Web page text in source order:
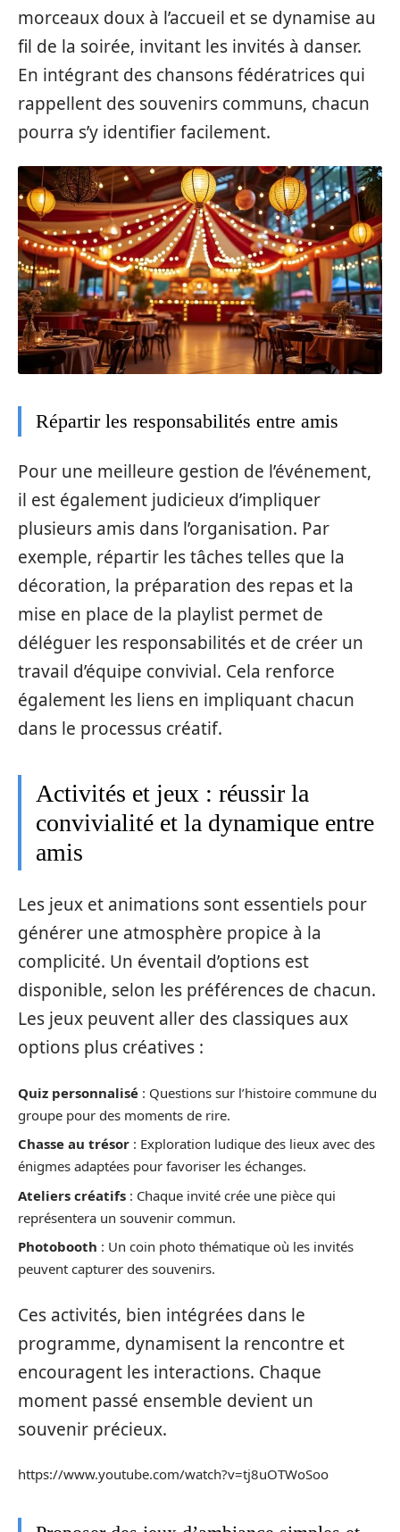
morceaux doux à l’accueil et se dynamise au
fil de la soirée, invitant les invités à danser.
En intégrant des chansons fédératrices qui
rappellent des souvenirs communs, chacun
pourra s’y identifier facilement.
Répartir les responsabilités entre amis
Pour une meilleure gestion de l’événement,
il est également judicieux d’impliquer
plusieurs amis dans l’organisation. Par
exemple, répartir les tâches telles que la
décoration, la préparation des repas et la
mise en place de la playlist permet de
déléguer les responsabilités et de créer un
travail d’équipe convivial. Cela renforce
également les liens en impliquant chacun
dans le processus créatif.
Activités et jeux : réussir la
convivialité et la dynamique entre
amis
Les jeux et animations sont essentiels pour
générer une atmosphère propice à la
complicité. Un éventail d’options est
disponible, selon les préférences de chacun.
Les jeux peuvent aller des classiques aux
options plus créatives :
Quiz personnalisé : Questions sur l’histoire commune du
groupe pour des moments de rire.
Chasse au trésor : Exploration ludique des lieux avec des
énigmes adaptées pour favoriser les échanges.
Ateliers créatifs : Chaque invité crée une pièce qui
représentera un souvenir commun.
Photobooth : Un coin photo thématique où les invités
peuvent capturer des souvenirs.
Ces activités, bien intégrées dans le
programme, dynamisent la rencontre et
encouragent les interactions. Chaque
moment passé ensemble devient un
souvenir précieux.
https://www.youtube.com/watch?v=tj8uOTWoSoo